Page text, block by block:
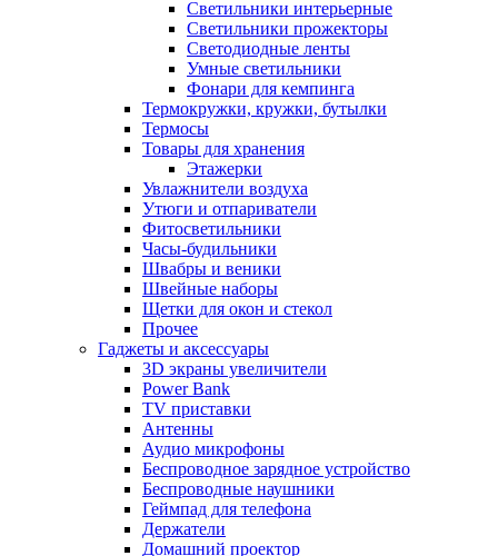
Светильники интерьерные
Светильники прожекторы
Светодиодные ленты
Умные светильники
Фонари для кемпинга
Термокружки, кружки, бутылки
Термосы
Товары для хранения
Этажерки
Увлажнители воздуха
Утюги и отпариватели
Фитосветильники
Часы-будильники
Швабры и веники
Швейные наборы
Щетки для окон и стекол
Прочее
Гаджеты и аксессуары
3D экраны увеличители
Power Bank
TV приставки
Антенны
Аудио микрофоны
Беспроводное зарядное устройство
Беспроводные наушники
Геймпад для телефона
Держатели
Домашний проектор